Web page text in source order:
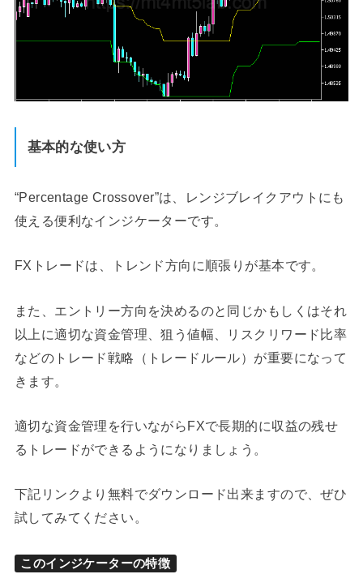
基本的な使い方
“Percentage Crossover”は、レンジブレイクアウトにも
使える便利なインジケーターです。
FXトレードは、トレンド方向に順張りが基本です。
また、エントリー方向を決めるのと同じかもしくはそれ
以上に適切な資金管理、狙う値幅、リスクリワード比率
などのトレード戦略（トレードルール）が重要になって
きます。
適切な資金管理を行いながらFXで長期的に収益の残せ
るトレードができるようになりましょう。
下記リンクより無料でダウンロード出来ますので、ぜひ
試してみてください。
このインジケーターの特徴